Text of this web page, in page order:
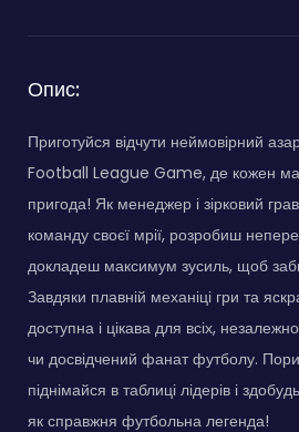
Опис:
Приготуйся відчути неймовірний
Football League Game, де кожен
пригода! Як менеджер і зірковий
команду своєї мрії, розробиш
докладеш максимум зусиль, щоб
Завдяки плавній механіці гри та
доступна і цікава для всіх,
чи досвідчений фанат футболу.
піднімайся в таблиці лідерів і
як справжня футбольна легенда!